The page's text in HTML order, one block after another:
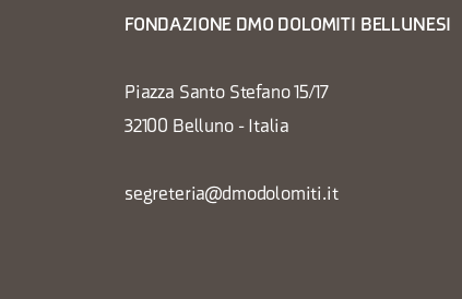
FONDAZIONE DMO DOLOMITI BELLUNESI
Piazza Santo Stefano 15/17
32100 Belluno - Italia
segreteria@dmodolomiti.it